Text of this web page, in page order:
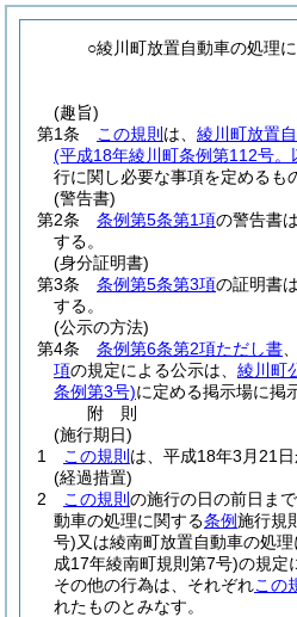
○綾川町放置自動車の処理
(趣旨)
第1条
この規則 は、 綾川町放置
(平成18年綾川町条例第112号。
行に関し必要な事項を定めるも
(警告書)
第2条
条例第5条第1項の警告書は
する。
(身分証明書)
第3条
条例第5条第3項の証明書は
する。
(公示の方法)
第4条
条例第6条第2項ただし書
項の規定による公示は、 綾川町
条例第3号)に定める掲示場に掲
附 則
(施行期日)
1
この規則 は、平成18年3月21日
(経過措置)
2
この規則 の施行の日の前日ま
動車の処理に関する条例施行規
号)又は綾南町放置自動車の処
成17年綾南町規則第7号)の規定
その他の行為は、それぞれこの
れたものとみなす。